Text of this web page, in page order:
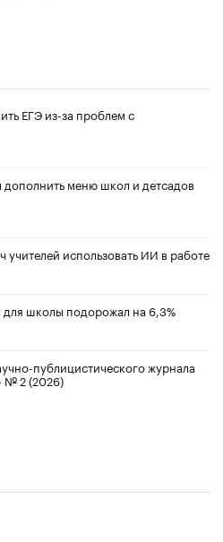
ЕГЭ из-за проблем с
меню школ и детсадов
учителей использовать ИИ в работе
школы подорожал на 6,3%
публицистического журнала
№ 2 (2026)